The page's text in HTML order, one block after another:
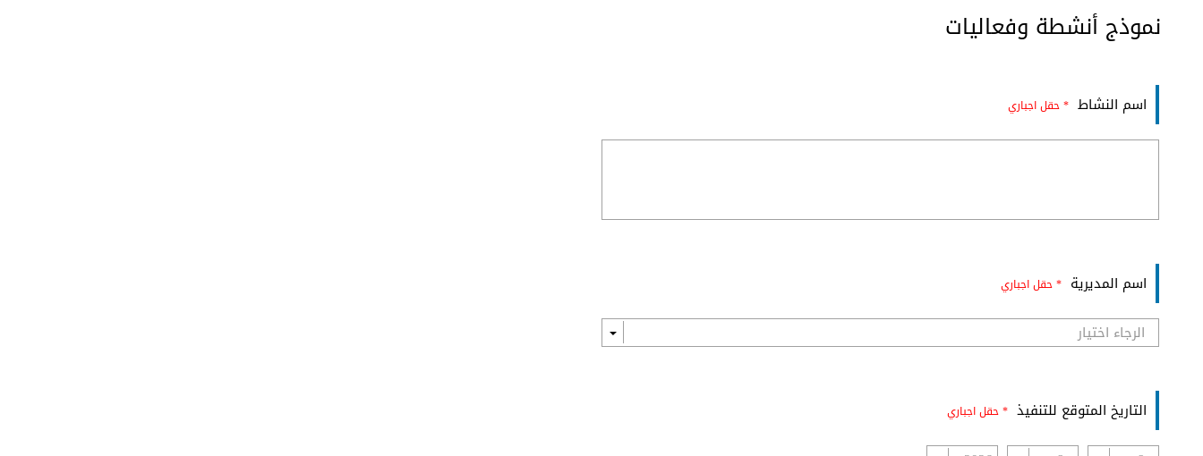
نموذج أنشطة وفعاليات
اسم النشاط * حقل اجباري
اسم المديرية * حقل اجباري
التاريخ المتوقع للتنفيذ * حقل اجباري